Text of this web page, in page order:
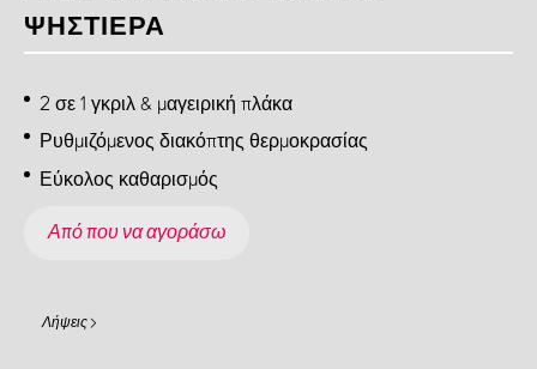
ΨΗΣΤΙΈΡΑ
2 σε 1 γκριλ & μαγειρική πλάκα
Ρυθμιζόμενος διακόπτης θερμοκρασίας
Εύκολος καθαρισμός
Από που να αγοράσω
Λήψεις